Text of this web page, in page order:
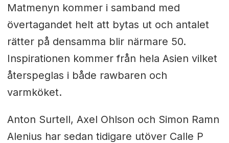
Matmenyn kommer i samband med
övertagandet helt att bytas ut och antalet
rätter på densamma blir närmare 50.
Inspirationen kommer från hela Asien vilket
återspeglas i både rawbaren och
varmköket.
Anton Surtell, Axel Ohlson och Simon Ramn
Alenius har sedan tidigare utöver Calle P